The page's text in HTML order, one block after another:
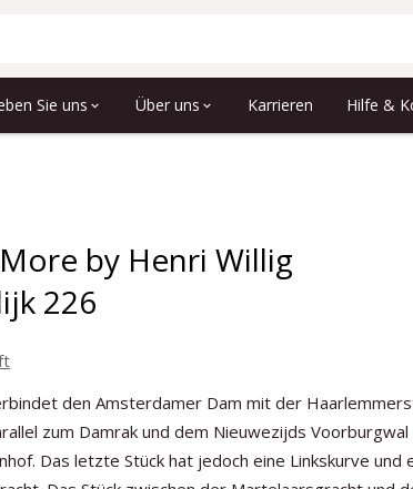
Sie uns Über uns Karrieren Hilfe &
by Henri Willig
226
den Amsterdamer Dam mit der
zum Damrak und dem Nieuwezijds Voorburgwal
Das letzte Stück hat jedoch eine Linkskurve und